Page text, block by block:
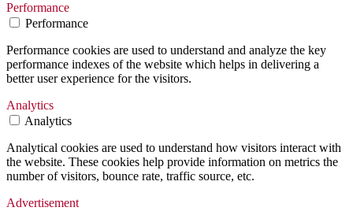
Performance
Performance
Performance cookies are used to understand and analyze the key
performance indexes of the website which helps in delivering a
better user experience for the visitors.
Analytics
Analytics
Analytical cookies are used to understand how visitors interact with
the website. These cookies help provide information on metrics the
number of visitors, bounce rate, traffic source, etc.
Advertisement